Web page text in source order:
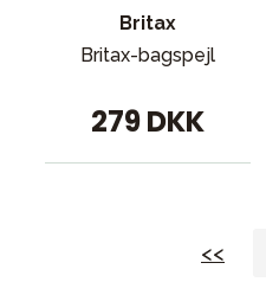
Britax
Britax-bagspejl
279 DKK
<<